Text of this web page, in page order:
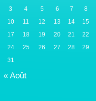
« Août
3
4 5 6 7
8
10
11 12 13 14
15
17
18 19 20 21
22
24
25 26 27 28
29
31